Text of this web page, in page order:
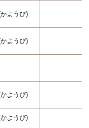
ようび)
ようび)
ようび)
ようび)